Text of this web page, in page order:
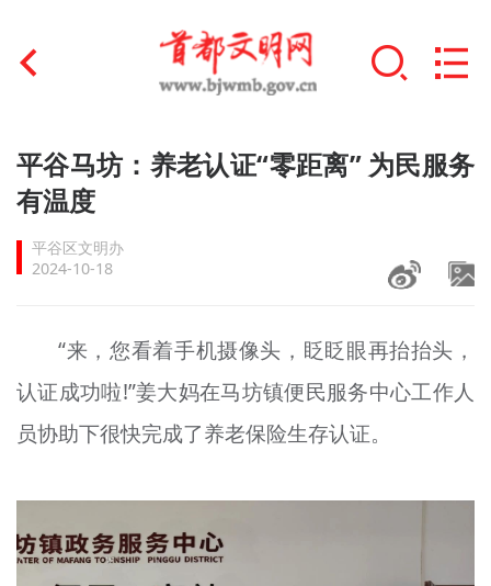
首页
文明创建
文明实践
未成年人思想道德建设
榜样人物
+
北京宣传文化引导基金
平谷马坊：养老认证“零距离” 为民服务
有温度
平谷区文明办
2024-10-18
“来，您看着手机摄像头，眨眨眼再抬抬头，
认证成功啦!”姜大妈在马坊镇便民服务中心工作人
员协助下很快完成了养老保险生存认证。